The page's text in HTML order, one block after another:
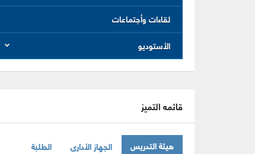
لقاءات وأجتماعات
الأستوديو
قائمه التميز
هيئة التدريس الجهاز الأدارى الطلبة